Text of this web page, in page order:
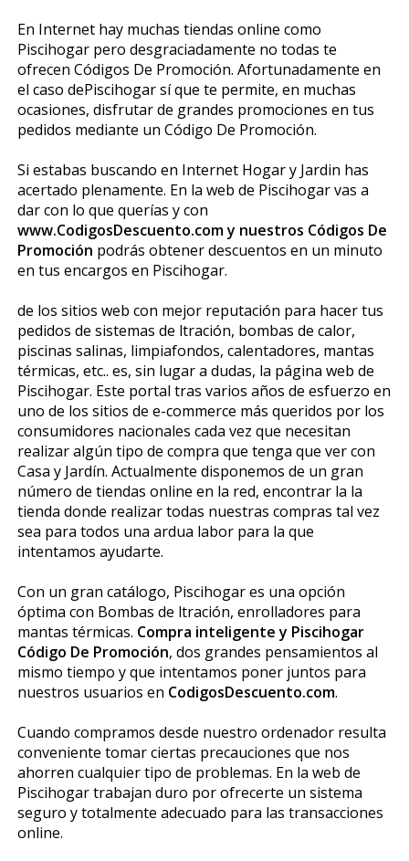
En Internet hay muchas tiendas online como
Piscihogar pero desgraciadamente no todas te
ofrecen Códigos De Promoción. Afortunadamente en
el caso dePiscihogar sí que te permite, en muchas
ocasiones, disfrutar de grandes promociones en tus
pedidos mediante un Código De Promoción.
Si estabas buscando en Internet Hogar y Jardin has
acertado plenamente. En la web de Piscihogar vas a
dar con lo que querías y con
www.CodigosDescuento.com y nuestros Códigos De
Promoción podrás obtener descuentos en un minuto
en tus encargos en Piscihogar.
de los sitios web con mejor reputación para hacer tus
pedidos de sistemas de filtración, bombas de calor,
piscinas salinas, limpiafondos, calentadores, mantas
térmicas, etc.. es, sin lugar a dudas, la página web de
Piscihogar. Este portal tras varios años de esfuerzo en
uno de los sitios de e-commerce más queridos por los
consumidores nacionales cada vez que necesitan
realizar algún tipo de compra que tenga que ver con
Casa y Jardín. Actualmente disponemos de un gran
número de tiendas online en la red, encontrar la la
tienda donde realizar todas nuestras compras tal vez
sea para todos una ardua labor para la que
intentamos ayudarte.
Con un gran catálogo, Piscihogar es una opción
óptima con Bombas de filtración, enrolladores para
mantas térmicas. Compra inteligente y Piscihogar
Código De Promoción, dos grandes pensamientos al
mismo tiempo y que intentamos poner juntos para
nuestros usuarios en CodigosDescuento.com.
Cuando compramos desde nuestro ordenador resulta
conveniente tomar ciertas precauciones que nos
ahorren cualquier tipo de problemas. En la web de
Piscihogar trabajan duro por ofrecerte un sistema
seguro y totalmente adecuado para las transacciones
online.